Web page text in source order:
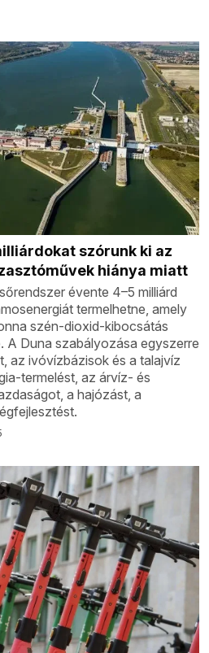
szórunk ki az
hiánya miatt
évente 4–5 milliárd
termelhetne, amely
szén-dioxid-kibocsátás
A Duna szabályozása egyszerre
az ivóvízbázisok és a talajvíz
termelést, az árvíz- és
a hajózást, a